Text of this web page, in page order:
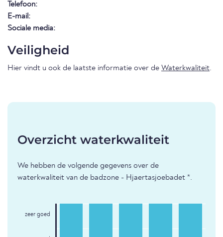
Telefoon:
E-mail:
Sociale media:
Veiligheid
Hier vindt u ook de laatste informatie over de Waterkwaliteit.
Overzicht waterkwaliteit
We hebben de volgende gegevens over de
waterkwaliteit van de badzone - Hjaertasjoebadet *.
zeer goed